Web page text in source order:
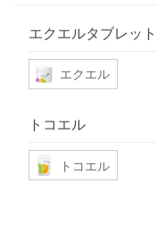
エクエルタブレット
エクエル
トコエル
トコエル